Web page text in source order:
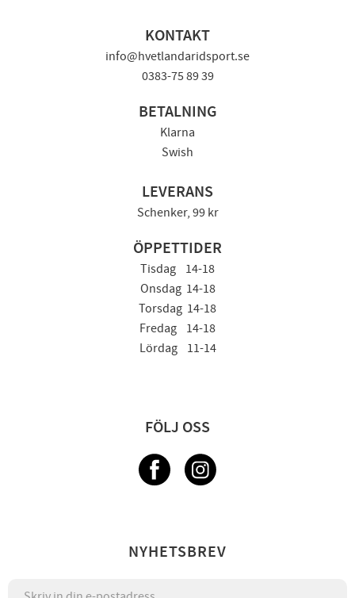
KONTAKT
info@hvetlandaridsport.se
0383-75 89 39
BETALNING
Klarna
Swish
LEVERANS
Schenker, 99 kr
ÖPPETTIDER
Tisdag 14-18
Onsdag 14-18
Torsdag 14-18
Fredag 14-18
Lördag 11-14
FÖLJ OSS
NYHETSBREV